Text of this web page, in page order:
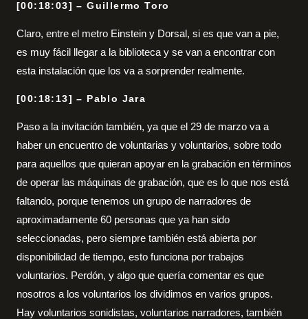
[00:18:03] – Guillermo Toro
Claro, entre el metro Einstein y Dorsal, si es que van a pie,
es muy fácil llegar a la biblioteca y se van a encontrar con
esta instalación que los va a sorprender realmente.
[00:18:13] – Pablo Jara
Paso a la invitación también, ya que el 29 de marzo va a
haber un encuentro de voluntarias y voluntarios, sobre todo
para aquellos que quieran apoyar en la grabación en términos
de operar las máquinas de grabación, que es lo que nos está
faltando, porque tenemos un grupo de narradores de
aproximadamente 60 personas que ya han sido
seleccionadas, pero siempre también está abierta por
disponibilidad de tiempo, esto funciona por trabajos
voluntarios. Perdón, y algo que quería comentar es que
nosotros a los voluntarios los dividimos en varios grupos.
Hay voluntarios sonidistas, voluntarios narradores, también